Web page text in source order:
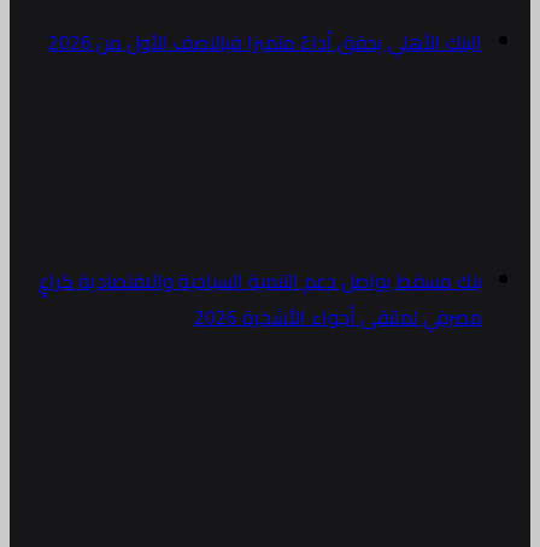
البنك الأهلي يحقق أداءً متميزا فيالنصف الأول من 2026
بنك مسقط يواصل دعم التنمية السياحية والاقتصادية كراعٍ
مصرفي لملتقى أجواء الأشخرة 2026